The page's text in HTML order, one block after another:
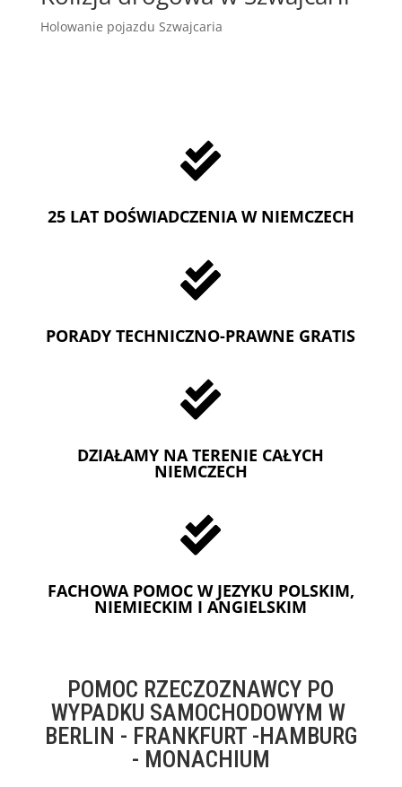
Holowanie pojazdu Szwajcaria

25 LAT DOŚWIADCZENIA W NIEMCZECH

PORADY TECHNICZNO-PRAWNE GRATIS

DZIAŁAMY NA TERENIE CAŁYCH
NIEMCZECH

FACHOWA POMOC W JEZYKU POLSKIM,
NIEMIECKIM I ANGIELSKIM
POMOC RZECZOZNAWCY PO
WYPADKU SAMOCHODOWYM W
BERLIN - FRANKFURT -HAMBURG
- MONACHIUM